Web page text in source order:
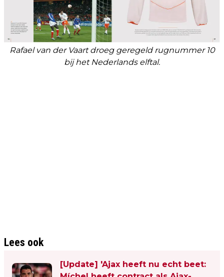
Rafael van der Vaart droeg geregeld rugnummer 10
bij het Nederlands elftal.
Lees ook
[Update] 'Ajax heeft nu echt beet: